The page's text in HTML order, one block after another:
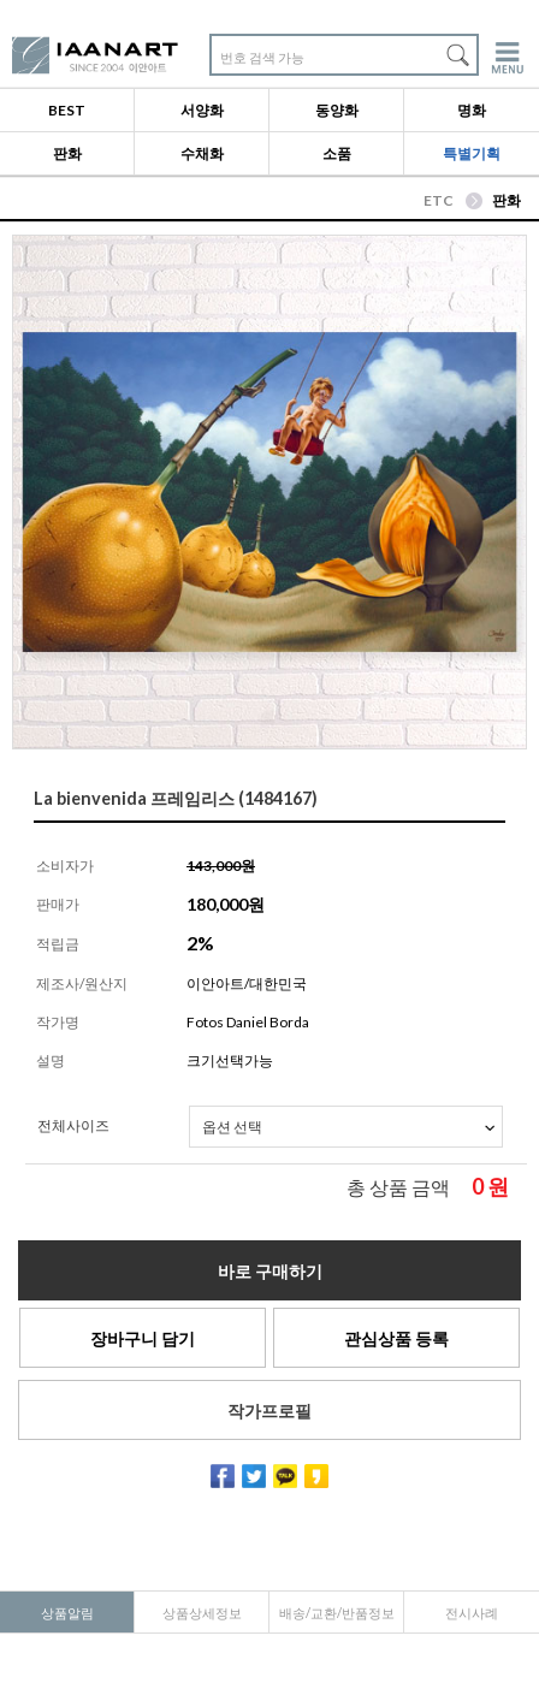
번호 검색 가능
BEST 서양화 동양화 명화
판화 수채화 소품 특별기획
ETC 판화
La bienvenida 프레임리스 (1484167)
소비자가 143,000원
판매가 180,000원
적립금 2%
제조사/원산지 이안아트/대한민국
작가명 Fotos Daniel Borda
설명 크기선택가능
전체사이즈
총 상품 금액 0원
바로 구매하기
장바구니 담기 관심상품 등록
작가프로필
상품알림 상품상세정보 배송/교환/반품정보 전시사례